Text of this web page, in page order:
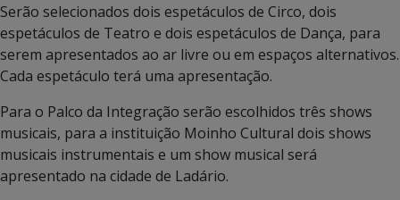
Serão selecionados dois espetáculos de Circo, dois
espetáculos de Teatro e dois espetáculos de Dança, para
serem apresentados ao ar livre ou em espaços alternativos.
Cada espetáculo terá uma apresentação.
Para o Palco da Integração serão escolhidos três shows
musicais, para a instituição Moinho Cultural dois shows
musicais instrumentais e um show musical será
apresentado na cidade de Ladário.